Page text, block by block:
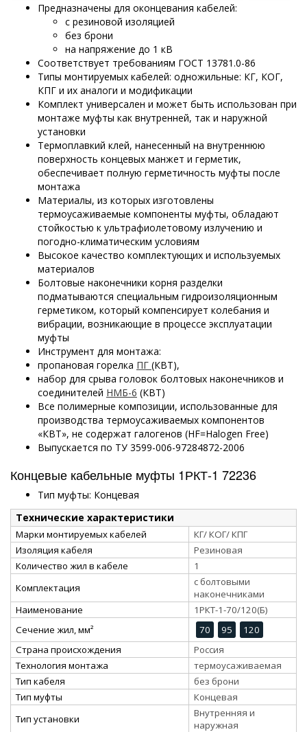
Предназначены для оконцевания кабелей:
с резиновой изоляцией
без брони
на напряжение до 1 кВ
Соответствует требованиям ГОСТ 13781.0-86
Типы монтируемых кабелей: одножильные: КГ, КОГ,
КПГ и их аналоги и модификации
Комплект универсален и может быть использован при
монтаже муфты как внутренней, так и наружной
установки
Термоплавкий клей, нанесенный на внутреннюю
поверхность концевых манжет и герметик,
обеспечивает полную герметичность муфты после
монтажа
Материалы, из которых изготовлены
термоусаживаемые компоненты муфты, обладают
стойкостью к ультрафиолетовому излучению и
погодно-климатическим условиям
Высокое качество комплектующих и используемых
материалов
Болтовые наконечники корня разделки
подматываются специальным гидроизоляционным
герметиком, который компенсирует колебания и
вибрации, возникающие в процессе эксплуатации
муфты
Инструмент для монтажа:
пропановая горелка ПГ (КВТ),
набор для срыва головок болтовых наконечников и
соединителей НМБ-6 (КВТ)
Все полимерные композиции, использованные для
производства термоусаживаемых компонентов
«КВТ», не содержат галогенов (HF=Halogen Free)
Выпускается по ТУ 3599-006-97284872-2006
Концевые кабельные муфты 1РКТ-1 72236
Тип муфты: Концевая
Технические характеристики
Марки монтируемых кабелей
КГ/ КОГ/ КПГ
Изоляция кабеля
Резиновая
Количество жил в кабеле
1
Комплектация
с болтовыми
наконечниками
Наименование
1РКТ-1-70/120(Б)
Сечение жил, мм²
70 95
120
Страна происхождения
Россия
Технология монтажа
термоусаживаемая
Тип кабеля
без брони
Тип муфты
Концевая
Тип установки
Внутренняя и
наружная